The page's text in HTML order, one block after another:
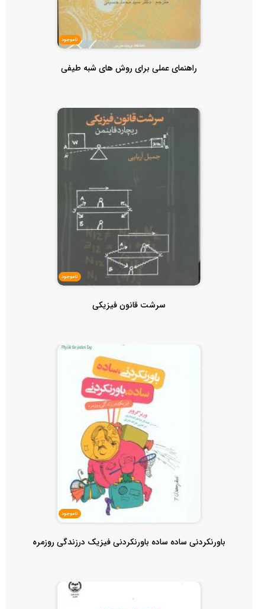
ناموجود
راهنمای عملی برای روش های شبه طیفی
ناموجود
سرشت قانون فیزیکی
ناموجود
باورنکردنی ساده ساده باورنکردنی فیزیک درزندگی روزمره